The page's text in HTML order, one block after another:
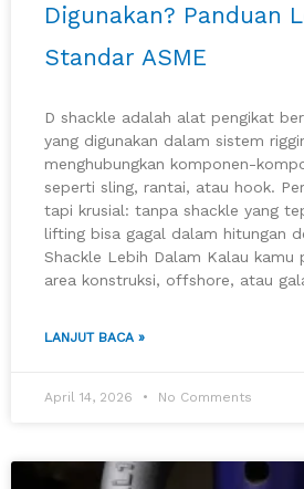
Digunakan? Panduan
Standar ASME
D shackle adalah alat pengikat
yang digunakan dalam sistem
menghubungkan komponen-
seperti sling, rantai, atau hook.
tapi krusial: tanpa shackle yang
lifting bisa gagal dalam hitungan
Shackle Lebih Dalam Kalau kamu
area konstruksi, offshore, atau
LANJUT BACA »
April 14, 2026 No Comments